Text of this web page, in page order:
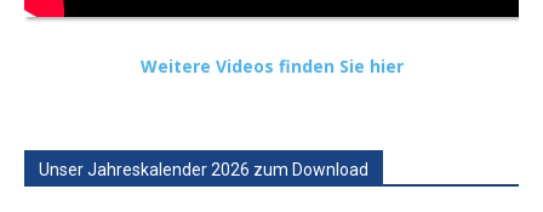
Weitere Videos finden Sie hier
Unser Jahreskalender 2026 zum Download